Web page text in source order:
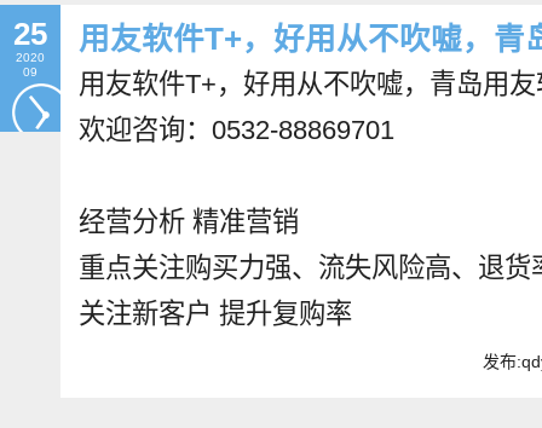
25
2020
09
用友软件T+，好用从不吹嘘，青
用友软件T+，好用从不吹嘘，青岛用
欢迎咨询：0532-88869701
经营分析 精准营销
重点关注购买力强、流失风险高、退
关注新客户 提升复购率
发布